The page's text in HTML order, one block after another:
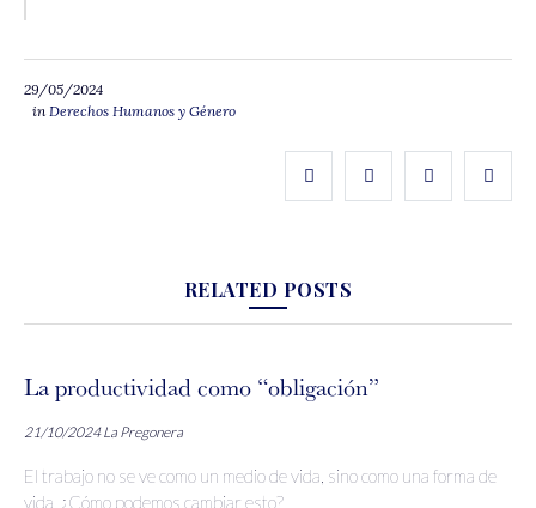
29/05/2024
in Derechos Humanos y Género
RELATED POSTS
La productividad como “obligación”
21/10/2024 La Pregonera
El trabajo no se ve como un medio de vida, sino como una forma de
vida, ¿Cómo podemos cambiar esto?